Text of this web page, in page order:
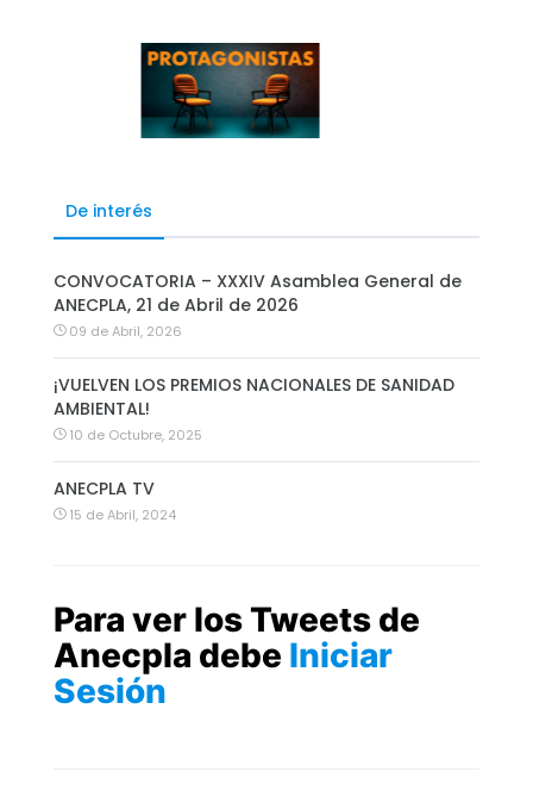
De interés
CONVOCATORIA – XXXIV Asamblea General de
ANECPLA, 21 de Abril de 2026
09 de Abril, 2026
¡VUELVEN LOS PREMIOS NACIONALES DE SANIDAD
AMBIENTAL!
10 de Octubre, 2025
ANECPLA TV
15 de Abril, 2024
Para ver los Tweets de
Anecpla debe Iniciar
Sesión